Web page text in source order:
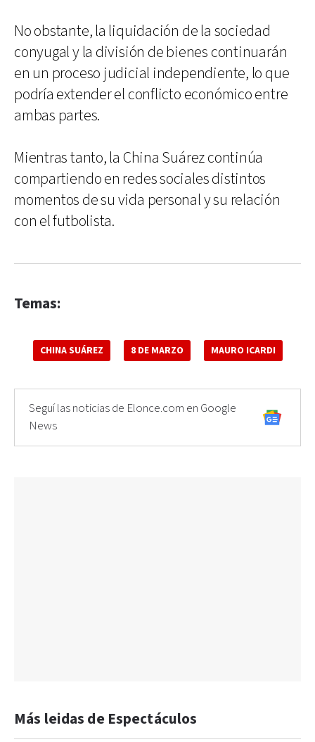
No obstante, la liquidación de la sociedad
conyugal y la división de bienes continuarán
en un proceso judicial independiente, lo que
podría extender el conflicto económico entre
ambas partes.
Mientras tanto, la China Suárez continúa
compartiendo en redes sociales distintos
momentos de su vida personal y su relación
con el futbolista.
Temas:
CHINA SUÁREZ 8 DE MARZO MAURO ICARDI
Seguí las noticias de Elonce.com en Google
News
Más leidas de Espectáculos